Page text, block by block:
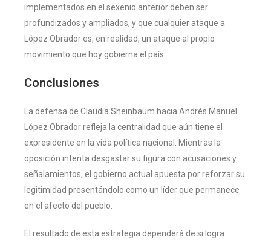
implementados en el sexenio anterior deben ser
profundizados y ampliados, y que cualquier ataque a
López Obrador es, en realidad, un ataque al propio
movimiento que hoy gobierna el país.
Conclusiones
La defensa de Claudia Sheinbaum hacia Andrés Manuel
López Obrador refleja la centralidad que aún tiene el
expresidente en la vida política nacional. Mientras la
oposición intenta desgastar su figura con acusaciones y
señalamientos, el gobierno actual apuesta por reforzar su
legitimidad presentándolo como un líder que permanece
en el afecto del pueblo.
El resultado de esta estrategia dependerá de si logra